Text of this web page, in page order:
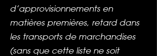
d’approvisionnements en
matières premières, retard dans
les transports de marchandises
(sans que cette liste ne soit